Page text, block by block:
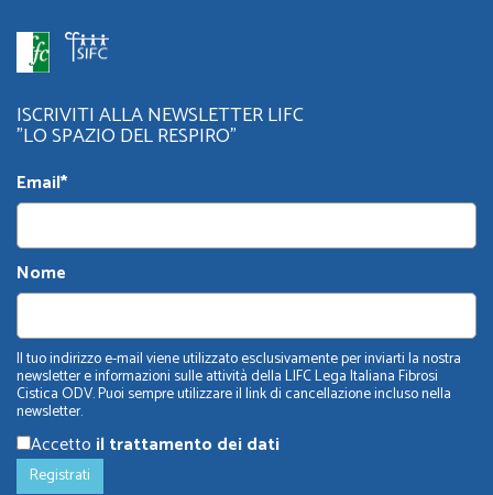
ISCRIVITI ALLA NEWSLETTER LIFC
"LO SPAZIO DEL RESPIRO"
Email*
Nome
Il tuo indirizzo e-mail viene utilizzato esclusivamente per inviarti la nostra
newsletter e informazioni sulle attività della LIFC Lega Italiana Fibrosi
Cistica ODV. Puoi sempre utilizzare il link di cancellazione incluso nella
newsletter.
Accetto il trattamento dei dati